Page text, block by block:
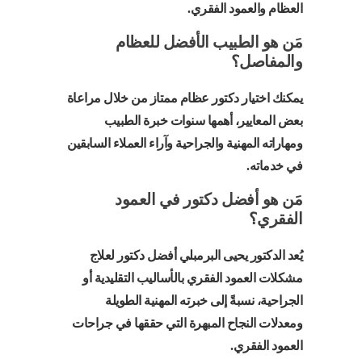
العظام والعمود الفقري.
مَن هو الطبيب الأفضل للعظام
والمفاصل؟
يمكنك اختيار دكتور عظام ممتاز من خلال مراعاة
بعض المعايير، أهمها سنوات خبرة الطبيب
ومهاراته المهنية والجراحية وآراء العملاء السابقين
في خدماته.
مَن هو أفضل دكتور في العمود
الفقري؟
يُعد الدكتور يحيى البرمبلي أفضل دكتور لعلاج
مشكلات العمود الفقري بالأساليب التقليدية أو
الجراحية، نسبةً إلى خبرته المهنية الطويلة
ومعدلات النجاح المبهرة التي حققها في جراحات
العمود الفقري.